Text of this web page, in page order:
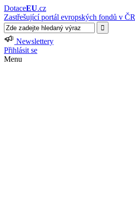
DotaceEU.cz
Zastřešující portál evropských fondů v ČR
Newslettery
Přihlásit se
Menu